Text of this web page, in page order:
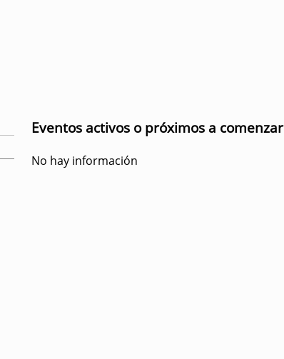
Eventos activos o próximos a comenzar
No hay información